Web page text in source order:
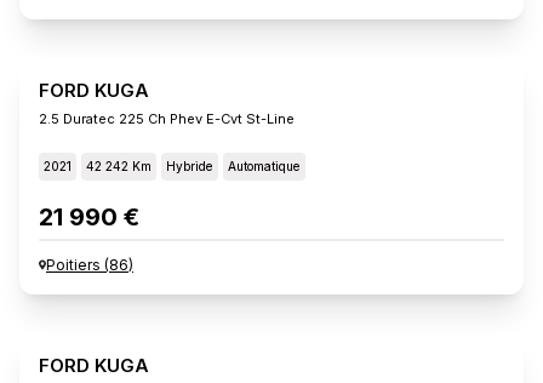
FORD KUGA
2.5 Duratec 225 Ch Phev E-Cvt St-Line
2021 42 242 Km Hybride Automatique
21 990 €
Poitiers (86)
FORD KUGA